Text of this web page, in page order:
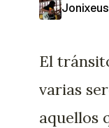
Jonixeus
El
varias
aquellos